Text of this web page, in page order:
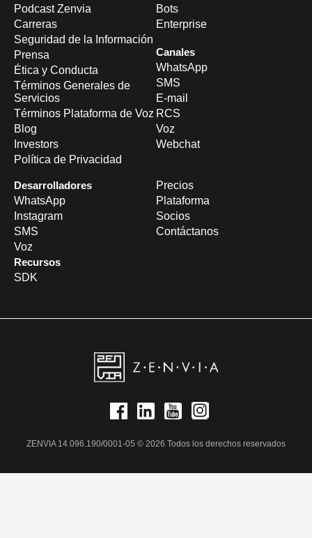
Podcast Zenvia
Carreras
Seguridad de la Información
Prensa
Ética y Conducta
Términos Generales de
Servicios
Términos Plataforma de Voz
Blog
Investors
Política de Privacidad
Bots
Enterprise
Canales
WhatsApp
SMS
E-mail
RCS
Voz
Webchat
Desarrolladores
WhatsApp
Instagram
SMS
Voz
Recursos
SDK
Precios
Plataforma
Socios
Contáctanos
ZENVIA 14.096.190/0001-05 © 2026 Todos los derechos reservados